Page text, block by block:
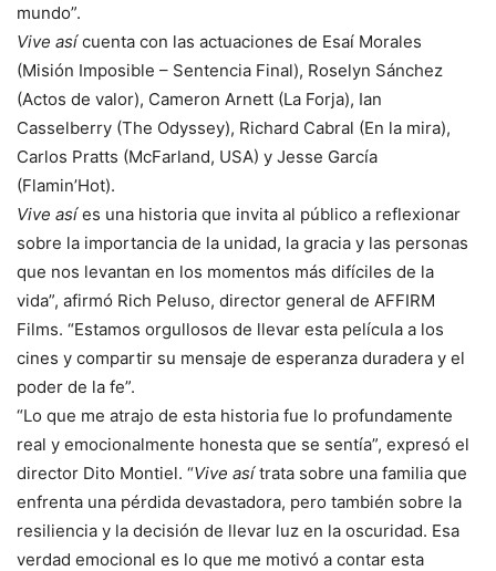
mundo”.
Vive asícuenta con las actuaciones de Esaí Morales
(Misión Imposible – Sentencia Final), Roselyn Sánchez
(Actos de valor), Cameron Arnett (La Forja), Ian
Casselberry (The Odyssey), Richard Cabral (En la mira),
Carlos Pratts (McFarland, USA) y Jesse García
(Flamin’Hot).
Vive asíes una historia que invita al público a reflexionar
sobre la importancia de la unidad, la gracia y las personas
que nos levantan en los momentos más difíciles de la
vida”, afirmó Rich Peluso, director general de AFFIRM
Films. “Estamos orgullosos de llevar esta película a los
cines y compartir su mensaje de esperanza duradera y el
poder de la fe”.
“Lo que me atrajo de esta historia fue lo profundamente
real y emocionalmente honesta que se sentía”, expresó el
director Dito Montiel. “Vive asítrata sobre una familia que
enfrenta una pérdida devastadora, pero también sobre la
resiliencia y la decisión de llevar luz en la oscuridad. Esa
verdad emocional es lo que me motivó a contar esta